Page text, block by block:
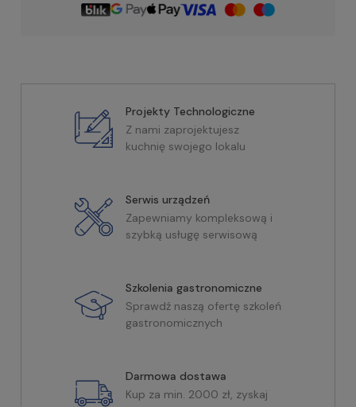
Projekty Technologiczne
Z nami zaprojektujesz
kuchnię swojego lokalu
Serwis urządzeń
Zapewniamy kompleksową i
szybką usługę serwisową
Szkolenia gastronomiczne
Sprawdź naszą ofertę szkoleń
gastronomicznych
Darmowa dostawa
Kup za min. 2000 zł, zyskaj